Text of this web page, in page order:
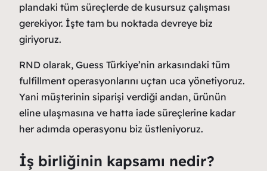
plandaki tüm süreçlerde de kusursuz çalışması
gerekiyor. İşte tam bu noktada devreye biz
giriyoruz.
RND olarak, Guess Türkiye’nin arkasındaki tüm
fulfillment operasyonlarını uçtan uca yönetiyoruz.
Yani müşterinin siparişi verdiği andan, ürünün
eline ulaşmasına ve hatta iade süreçlerine kadar
her adımda operasyonu biz üstleniyoruz.
İş birliğinin kapsamı nedir?